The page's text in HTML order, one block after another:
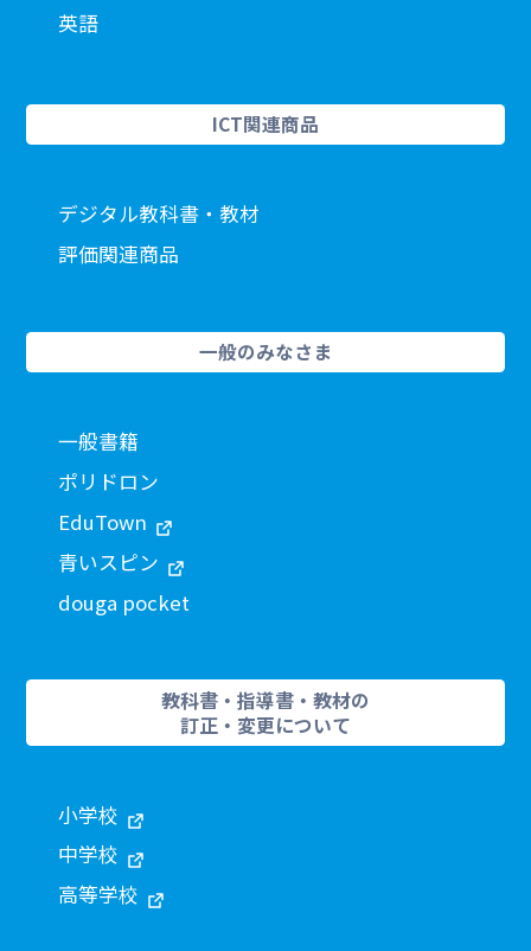
英語
ICT関連商品
デジタル教科書・教材
評価関連商品
一般のみなさま
一般書籍
ポリドロン
EduTown
青いスピン
douga pocket
教科書・指導書・教材の
訂正・変更について
小学校
中学校
高等学校